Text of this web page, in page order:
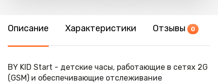
Описание Характеристики Отзывы 0
BY KID Start - детские часы, работающие в сетях 2G
(GSM) и обеспечивающие отслеживание